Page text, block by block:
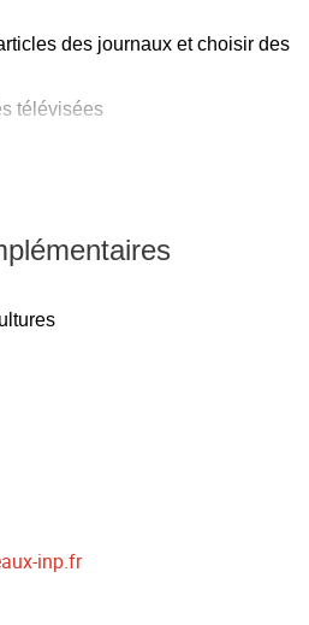
des journaux et choisir des
télévisées
scolaire
inp.fr